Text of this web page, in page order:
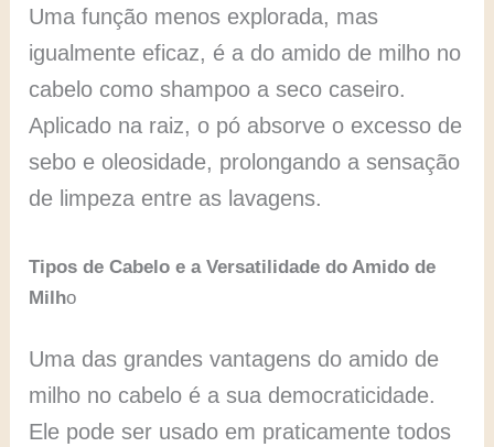
Uma função menos explorada, mas
igualmente eficaz, é a do amido de milho no
cabelo como shampoo a seco caseiro.
Aplicado na raiz, o pó absorve o excesso de
sebo e oleosidade, prolongando a sensação
de limpeza entre as lavagens.
Tipos de Cabelo e a Versatilidade do Amido de
Milho
Uma das grandes vantagens do amido de
milho no cabelo é a sua democraticidade.
Ele pode ser usado em praticamente todos